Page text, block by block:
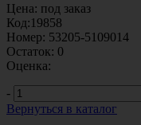
Цена: под заказ
Код:19858
Номер: 53205-5109014
Остаток: 0
Оценка:
-
Вернуться в каталог